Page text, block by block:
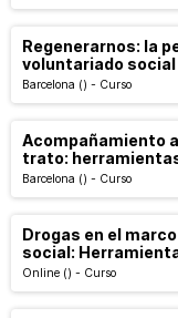
Regenerarnos: la
voluntariado social
Barcelona () - Curso
Acompañamiento
trato:
Barcelona () - Curso
Drogas en el
social:
Online () - Curso